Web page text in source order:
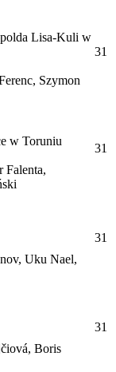
Lisa-Kuli w
Szymon
31
w Toruniu
Falenta,
31
Uku Nael,
31
Boris
31